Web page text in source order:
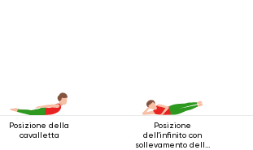
Posizione della
cavalletta
Posizione
dell'infinito con
sollevamento delle